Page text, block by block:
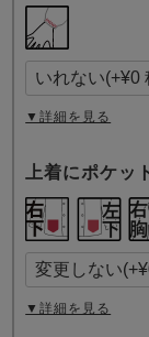
▼詳細を見る
上着にポケッ
▼詳細を見る